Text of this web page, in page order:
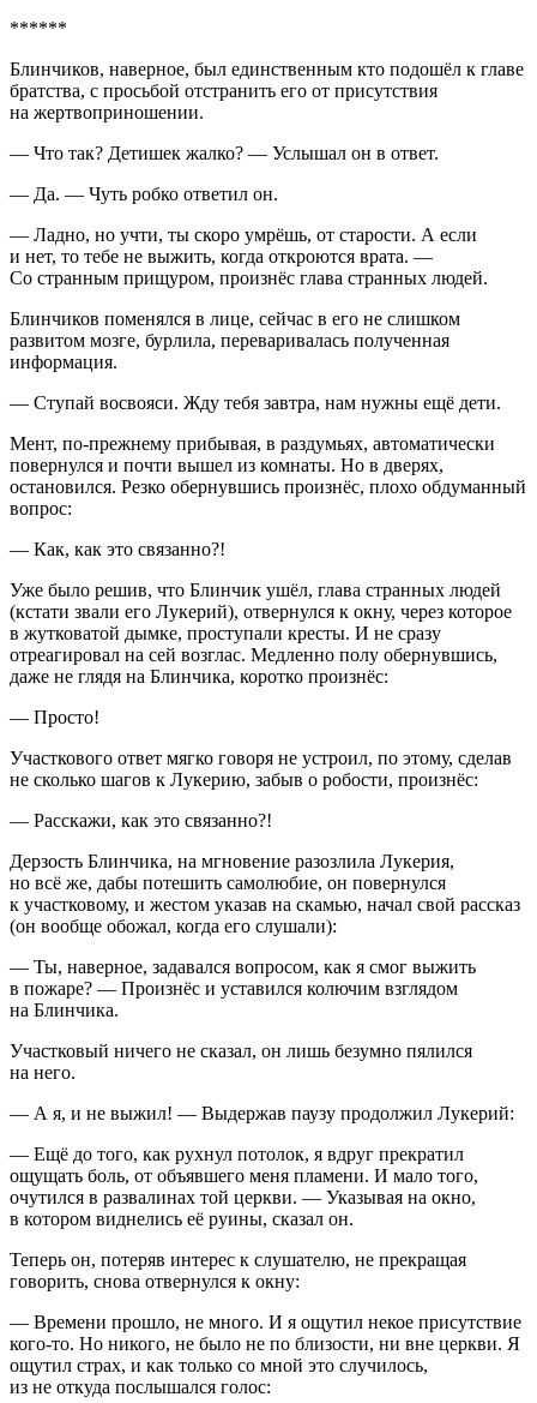
******
Блинчиков, наверное, был единственным кто подошёл к главе
братства, с просьбой отстранить его от присутствия
на жертвоприношении.
— Что так? Детишек жалко? — Услышал он в ответ.
— Да. — Чуть робко ответил он.
— Ладно, но учти, ты скоро умрёшь, от старости. А если
и нет, то тебе не выжить, когда откроются врата. —
Со странным прищуром, произнёс глава странных людей.
Блинчиков поменялся в лице, сейчас в его не слишком
развитом мозге, бурлила, переваривалась полученная
информация.
— Ступай восвояси. Жду тебя завтра, нам нужны ещё дети.
Мент, по-прежнему прибывая, в раздумьях, автоматически
повернулся и почти вышел из комнаты. Но в дверях,
остановился. Резко обернувшись произнёс, плохо обдуманный
вопрос:
— Как, как это связанно?!
Уже было решив, что Блинчик ушёл, глава странных людей
(кстати звали его Лукерий), отвернулся к окну, через которое
в жутковатой дымке, проступали кресты. И не сразу
отреагировал на сей возглас. Медленно полу обернувшись,
даже не глядя на Блинчика, коротко произнёс:
— Просто!
Участкового ответ мягко говоря не устроил, по этому, сделав
не сколько шагов к Лукерию, забыв о робости, произнёс:
— Расскажи, как это связанно?!
Дерзость Блинчика, на мгновение разозлила Лукерия,
но всё же, дабы потешить самолюбие, он повернулся
к участковому, и жестом указав на скамью, начал свой рассказ
(он вообще обожал, когда его слушали):
— Ты, наверное, задавался вопросом, как я смог выжить
в пожаре? — Произнёс и уставился колючим взглядом
на Блинчика.
Участковый ничего не сказал, он лишь безумно пялился
на него.
— А я, и не выжил! — Выдержав паузу продолжил Лукерий:
— Ещё до того, как рухнул потолок, я вдруг прекратил
ощущать боль, от объявшего меня пламени. И мало того,
очутился в развалинах той церкви. — Указывая на окно,
в котором виднелись её руины, сказал он.
Теперь он, потеряв интерес к слушателю, не прекращая
говорить, снова отвернулся к окну:
— Времени прошло, не много. И я ощутил некое присутствие
кого-то. Но никого, не было не по близости, ни вне церкви. Я
ощутил страх, и как только со мной это случилось,
из не откуда послышался голос: